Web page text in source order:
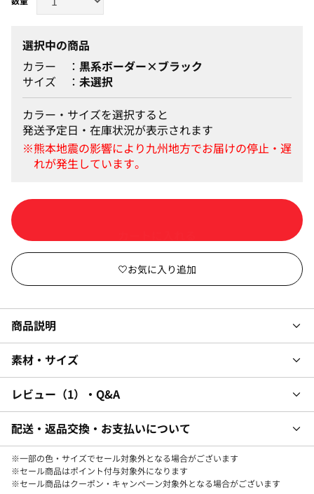
選択中の商品
カラー
黒系ボーダー×ブラック
サイズ
未選択
カラー・サイズを選択すると
発送予定日・在庫状況が表示されます
商品説明
素材・サイズ
レビュー 1 ・Q&A
配送・返品交換・お支払いについて
※一部の色・サイズでセール対象外となる場合がございます
※セール商品はポイント付与対象外になります
※セール商品はクーポン・キャンペーン対象外となる場合がございます